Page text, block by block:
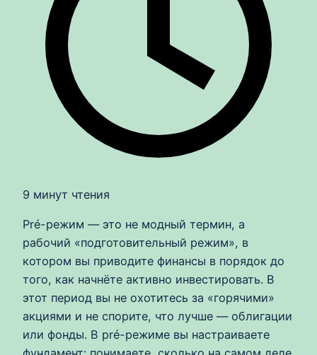
9 минут чтения
Pré-режим — это не модный термин, а
рабочий «подготовительный режим», в
котором вы приводите финансы в порядок до
того, как начнёте активно инвестировать. В
этот период вы не охотитесь за «горячими»
акциями и не спорите, что лучше — облигации
или фонды. В pré-режиме вы настраиваете